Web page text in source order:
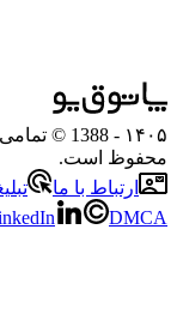
۱۴۰۵
- 1388 ©
محفوظ است.
ارتباط با ما
DMCA